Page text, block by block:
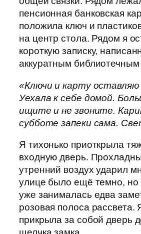
пенсионная банковская
положила ключ и
на центр стола. Рядом я
короткую записку,
аккуратным
«Ключи и карту оставляю
Уехала к себе домой.
ищите и не звоните.
субботе запеки сама.
Я тихонько приоткрыла
входную дверь.
утренний воздух ударил
улице было ещё темно, но
уже занималась едва
розовая полоса рассвета.
прикрыла за собой дверь